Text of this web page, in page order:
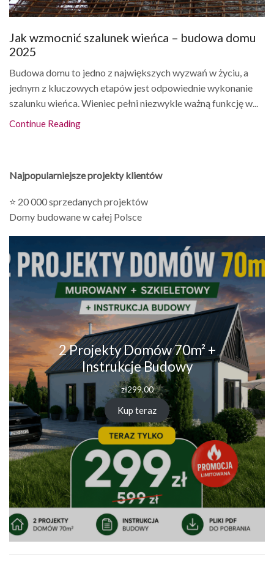
Jak wzmocnić szalunek wieńca – budowa domu
2025
Budowa domu to jedno z największych wyzwań w życiu, a
jednym z kluczowych etapów jest odpowiednie wykonanie
szalunku wieńca. Wieniec pełni niezwykle ważną funkcję w...
Continue Reading
Najpopularniejsze projekty klientów
⭐ 20 000 sprzedanych projektów
Domy budowane w całej Polsce
2 Projekty Domów 70m² +
Instrukcje Budowy
zł299.00
Kup teraz